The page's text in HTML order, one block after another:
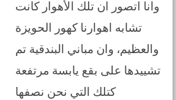
وانا اتصور ان تلك الأهوار كانت
تشابه اهوارنا كهور الحويزة
والعظيم، وان مباني البندقية تم
تشييدها على بقع يابسة مرتفعة
كتلك التي نحن نصفها